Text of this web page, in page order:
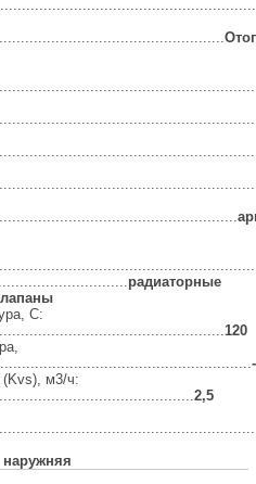
радиаторные
С:
120
(Kvs), м3/ч:
2,5
наружняя